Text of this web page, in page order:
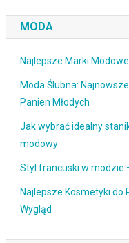
MODA
Najlepsze Marki
Moda Ślubna:
Panien Młodych
Jak wybrać idealny
modowy
Styl francuski w modzie
Najlepsze Kosmetyki do
Wygląd